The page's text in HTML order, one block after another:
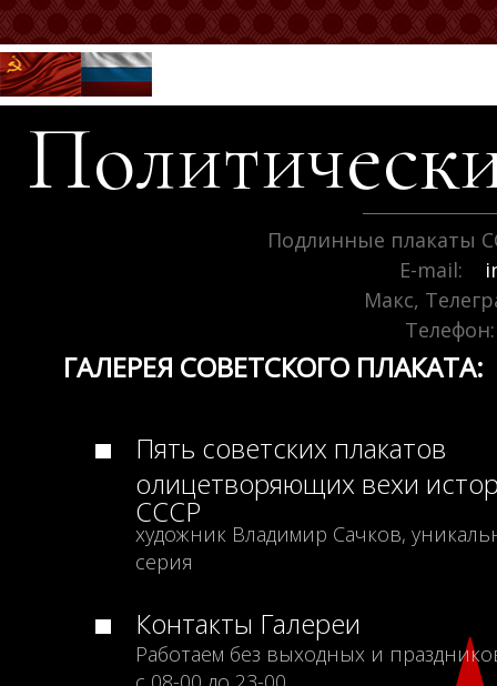
Подлинные плакаты
E-mail:
Макс,
Телефон:
ГАЛЕРЕЯ СОВЕТСКОГО ПЛАКАТА:
Пять советских плакатов
олицетворяющих вехи
СССР
художник Владимир Сачков,
серия
Контакты Галереи
Работаем без выходных и